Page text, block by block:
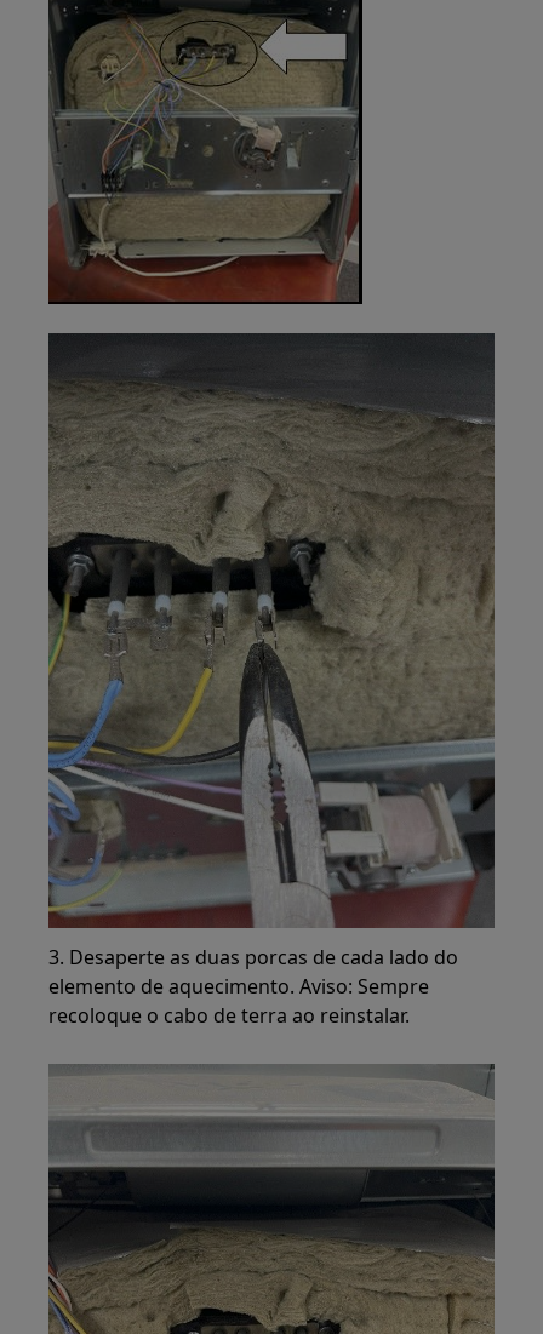
3. Desaperte as duas porcas de cada lado do
elemento de aquecimento. Aviso: Sempre
recoloque o cabo de terra ao reinstalar.